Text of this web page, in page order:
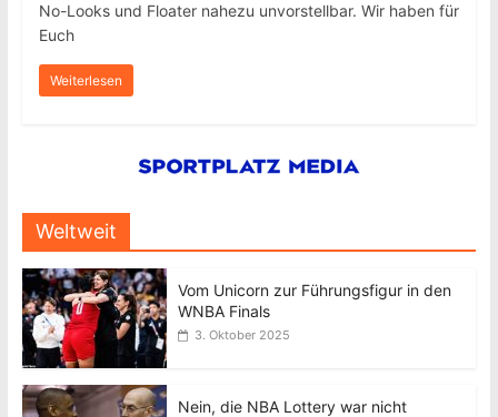
No-Looks und Floater nahezu unvorstellbar. Wir haben für
Euch
Weiterlesen
Weltweit
Vom Unicorn zur Führungsfigur in den
WNBA Finals
3. Oktober 2025
Nein, die NBA Lottery war nicht